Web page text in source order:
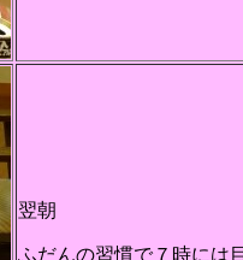
翌朝
ふだんの習慣で７時には